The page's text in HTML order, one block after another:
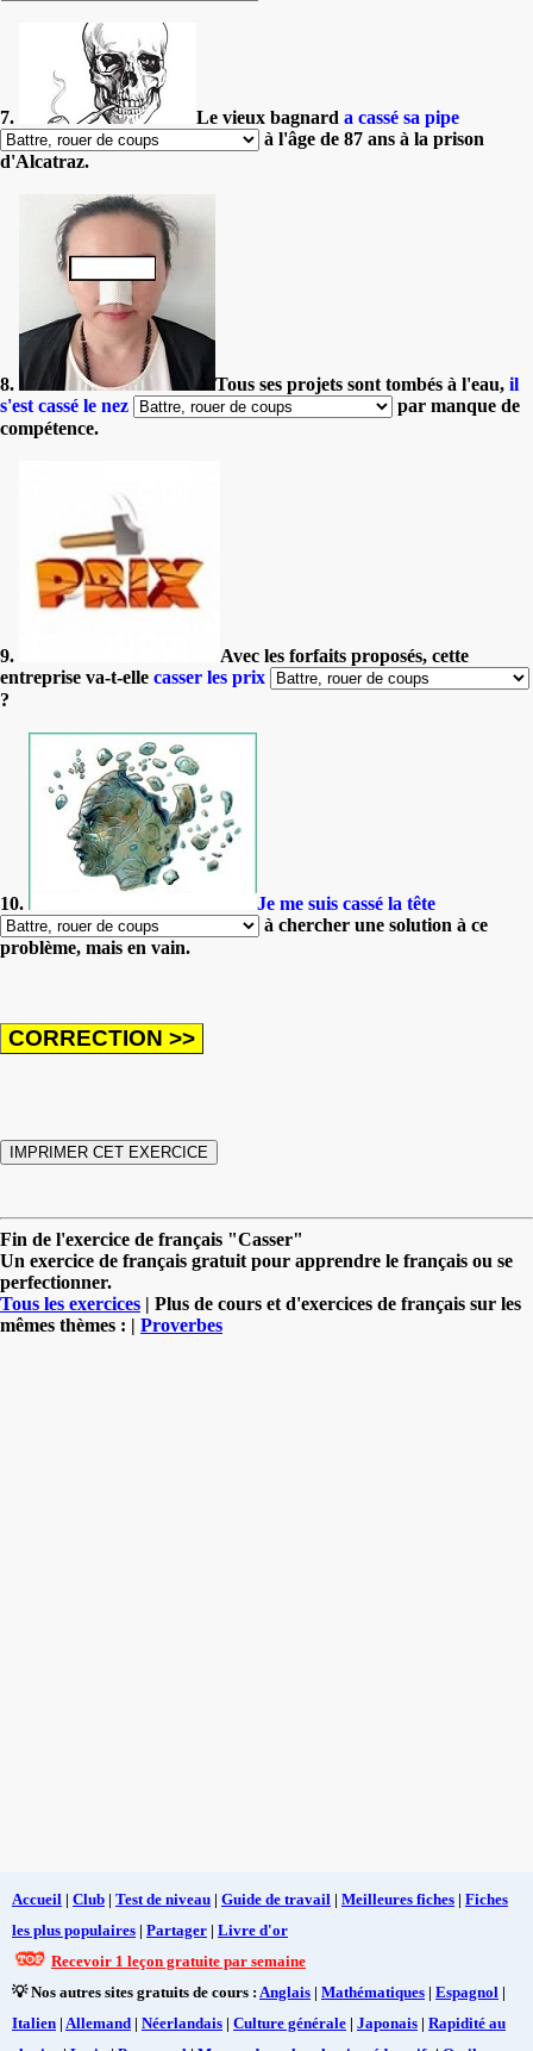
7. Le vieux bagnard a cassé sa pipe
à l'âge de 87 ans à la prison
d'Alcatraz.
8. Tous ses projets sont tombés à l'eau, il
s'est cassé le nez
par manque de
compétence.
9.
Avec les forfaits proposés, cette
entreprise va-t-elle casser les prix
?
10.
Je me suis cassé la tête
à chercher une solution à ce
problème, mais en vain.
Fin de l'exercice de français "Casser"
Un exercice de français gratuit pour apprendre le français ou se
perfectionner.
Tous les exercices | Plus de cours et d'exercices de français sur les
mêmes thèmes : | Proverbes
Accueil | Club | Test de niveau | Guide de travail | Meilleures fiches | Fiches
les plus populaires | Partager | Livre d'or
Recevoir 1 leçon gratuite par semaine
💡 Nos autres sites gratuits de cours : Anglais | Mathématiques | Espagnol |
Italien | Allemand | Néerlandais | Culture générale | Japonais | Rapidité au